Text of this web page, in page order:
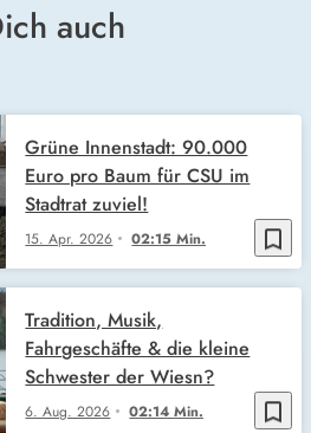
auch
bookmark_border
15. Apr. 2026 02:15 Min.
Grüne Innenstadt: 90.000
Euro pro Baum für CSU im
Stadtrat zuviel!
bookmark_border
6. Aug. 2026 02:14 Min.
Tradition, Musik,
Fahrgeschäfte & die kleine
Schwester der Wiesn?